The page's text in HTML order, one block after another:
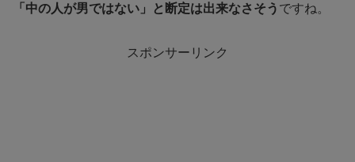
「中の人が男ではない」と断定は出来なさそう ですね。
スポンサーリンク